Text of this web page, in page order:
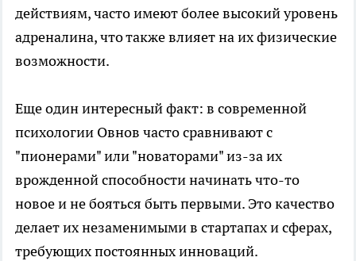
действиям, часто имеют более высокий уровень
адреналина, что также влияет на их физические
возможности.
Еще один интересный факт: в современной
психологии Овнов часто сравнивают с
"пионерами" или "новаторами" из-за их
врожденной способности начинать что-то
новое и не бояться быть первыми. Это качество
делает их незаменимыми в стартапах и сферах,
требующих постоянных инноваций.